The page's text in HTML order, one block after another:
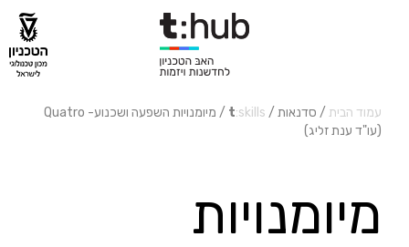
עמוד הבית / סדנאות / t:skills
/ מיומנויות השפעה ושכנוע- Quatro
(עו"ד ענת זליג)
מיומנויות